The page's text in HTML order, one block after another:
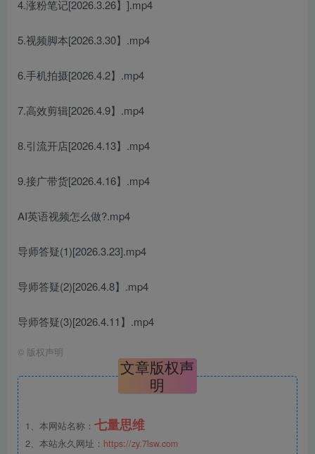
4.涨粉笔记[2026.3.26】].mp4
5.视频脚本[2026.3.30】.mp4
6.手机拍摄[2026.4.2】.mp4
7.高效剪辑[2026.4.9】.mp4
8.引流开店[2026.4.13】.mp4
9.接广带货[2026.4.16】.mp4
AI英语视频怎么做?.mp4
导师答疑(1)[2026.3.23].mp4
导师答疑(2)[2026.4.8】.mp4
导师答疑(3)[2026.4.11】.mp4
© 版权声明
文章版权声
明
1、本网站名称： 七量思维
2、本站永久网址： https://zy.7lsw.com